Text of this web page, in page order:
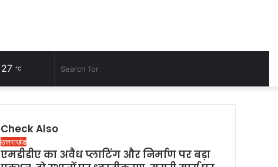
for
Random
Article
27 ℃
Check Also
C
l
उत्तराखंड
एमडीडीए का अवैध प्लाटिंग और निर्माण पर बड़ा